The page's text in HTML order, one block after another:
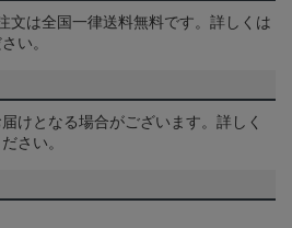
文は全国一律送料無料です。詳しくは
い。
けとなる場合がございます。詳しく
さい。